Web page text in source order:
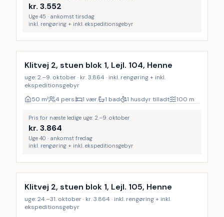
kr. 3.552
Uge 45 · ankomst tirsdag
inkl. rengøring + inkl. ekspeditionsgebyr
Inkl. rengøring
Klitvej 2, stuen blok 1, Lejl. 104, Henne
uge: 2.–9. oktober · kr. 3.864 · inkl. rengøring + inkl.
ekspeditionsgebyr
50 m² 4 pers. 1 vær. 1 bad 1 husdyr tilladt 100 m
Pris for næste ledige uge: 2.–9. oktober
kr. 3.864
Uge 40 · ankomst fredag
inkl. rengøring + inkl. ekspeditionsgebyr
Inkl. rengøring
Klitvej 2, stuen blok 1, Lejl. 105, Henne
uge: 24.–31. oktober · kr. 3.864 · inkl. rengøring + inkl.
ekspeditionsgebyr